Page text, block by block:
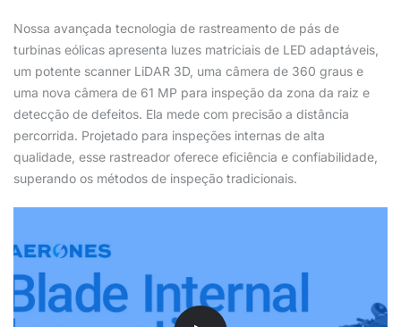
Nossa avançada tecnologia de rastreamento de pás de
turbinas eólicas apresenta luzes matriciais de LED adaptáveis,
um potente scanner LiDAR 3D, uma câmera de 360 graus e
uma nova câmera de 61 MP para inspeção da zona da raiz e
detecção de defeitos. Ela mede com precisão a distância
percorrida. Projetado para inspeções internas de alta
qualidade, esse rastreador oferece eficiência e confiabilidade,
superando os métodos de inspeção tradicionais.